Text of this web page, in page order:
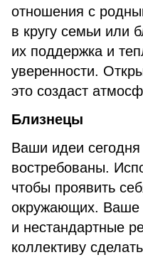
отношения с
в кругу семьи или
их поддержка и
уверенности.
это создаст
Близнецы
Ваши идеи сегодня
востребованы.
чтобы проявить
окружающих. Ваше
и нестандартные
коллективу